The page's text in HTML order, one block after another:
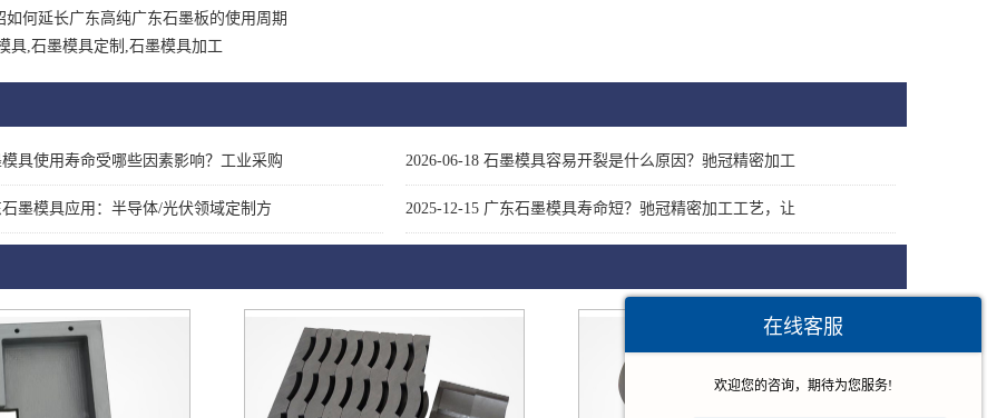
如何延长广东高纯广东石墨板的使用周期
具,石墨模具定制,石墨模具加工
具使用寿命受哪些因素影响？工业采购 2026-06-18 石墨模具容易开裂是什么原因？驰冠精密加工
石墨模具应用：半导体/光伏领域定制方 2025-12-15 广东石墨模具寿命短？驰冠精密加工工艺，让
在线客服
欢迎您的咨询，期待为您服务!